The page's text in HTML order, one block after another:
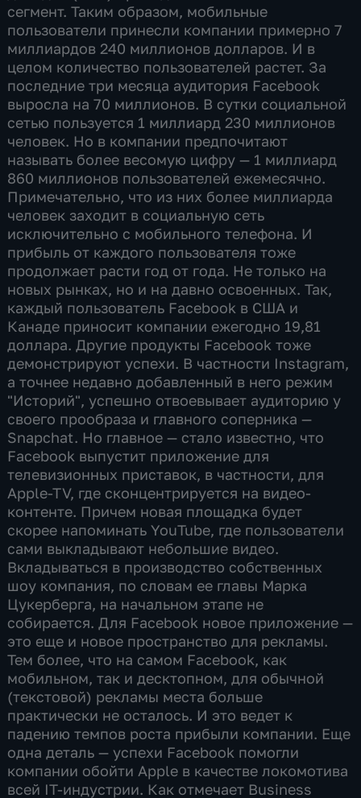
сегмент. Таким образом, мобильные
пользователи принесли компании примерно 7
миллиардов 240 миллионов долларов. И в
целом количество пользователей растет. За
последние три месяца аудитория Facebook
выросла на 70 миллионов. В сутки социальной
сетью пользуется 1 миллиард 230 миллионов
человек. Но в компании предпочитают
называть более весомую цифру — 1 миллиард
860 миллионов пользователей ежемесячно.
Примечательно, что из них более миллиарда
человек заходит в социальную сеть
исключительно с мобильного телефона. И
прибыль от каждого пользователя тоже
продолжает расти год от года. Не только на
новых рынках, но и на давно освоенных. Так,
каждый пользователь Facebook в США и
Канаде приносит компании ежегодно 19,81
доллара. Другие продукты Facebook тоже
демонстрируют успехи. В частности Instagram,
а точнее недавно добавленный в него режим
"Историй", успешно отвоевывает аудиторию у
своего прообраза и главного соперника —
Snapchat. Но главное — стало известно, что
Facebook выпустит приложение для
телевизионных приставок, в частности, для
Apple-TV, где сконцентрируется на видео-
контенте. Причем новая площадка будет
скорее напоминать YouTube, где пользователи
сами выкладывают небольшие видео.
Вкладываться в производство собственных
шоу компания, по словам ее главы Марка
Цукерберга, на начальном этапе не
собирается. Для Facebook новое приложение —
это еще и новое пространство для рекламы.
Тем более, что на самом Facebook, как
мобильном, так и десктопном, для обычной
(текстовой) рекламы места больше
практически не осталось. И это ведет к
падению темпов роста прибыли компании. Еще
одна деталь — успехи Facebook помогли
компании обойти Apple в качестве локомотива
всей IT-индустрии. Как отмечает Business